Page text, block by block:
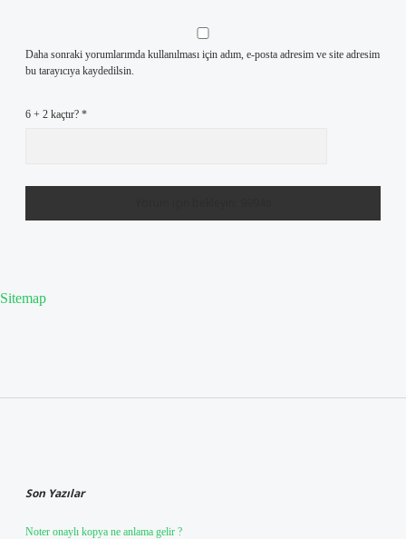
Daha sonraki yorumlarımda kullanılması için adım, e-posta adresim ve site adresim
bu tarayıcıya kaydedilsin.
6 + 2 kaçtır? *
Sitemap
Son Yazılar
Noter onaylı kopya ne anlama gelir ?